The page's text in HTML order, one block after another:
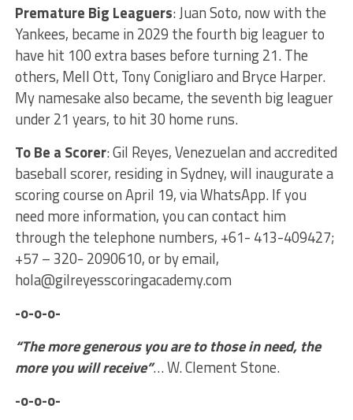
Premature Big Leaguers: Juan Soto, now with the
Yankees, became in 2029 the fourth big leaguer to
have hit 100 extra bases before turning 21. The
others, Mell Ott, Tony Conigliaro and Bryce Harper.
My namesake also became, the seventh big leaguer
under 21 years, to hit 30 home runs.
To Be a Scorer: Gil Reyes, Venezuelan and accredited
baseball scorer, residing in Sydney, will inaugurate a
scoring course on April 19, via WhatsApp. If you
need more information, you can contact him
through the telephone numbers, +61- 413-409427;
+57 – 320- 2090610, or by email,
hola@gilreyesscoringacademy.com
-o-o-o-
“The more generous you are to those in need, the
more you will receive”… W. Clement Stone.
-o-o-o-